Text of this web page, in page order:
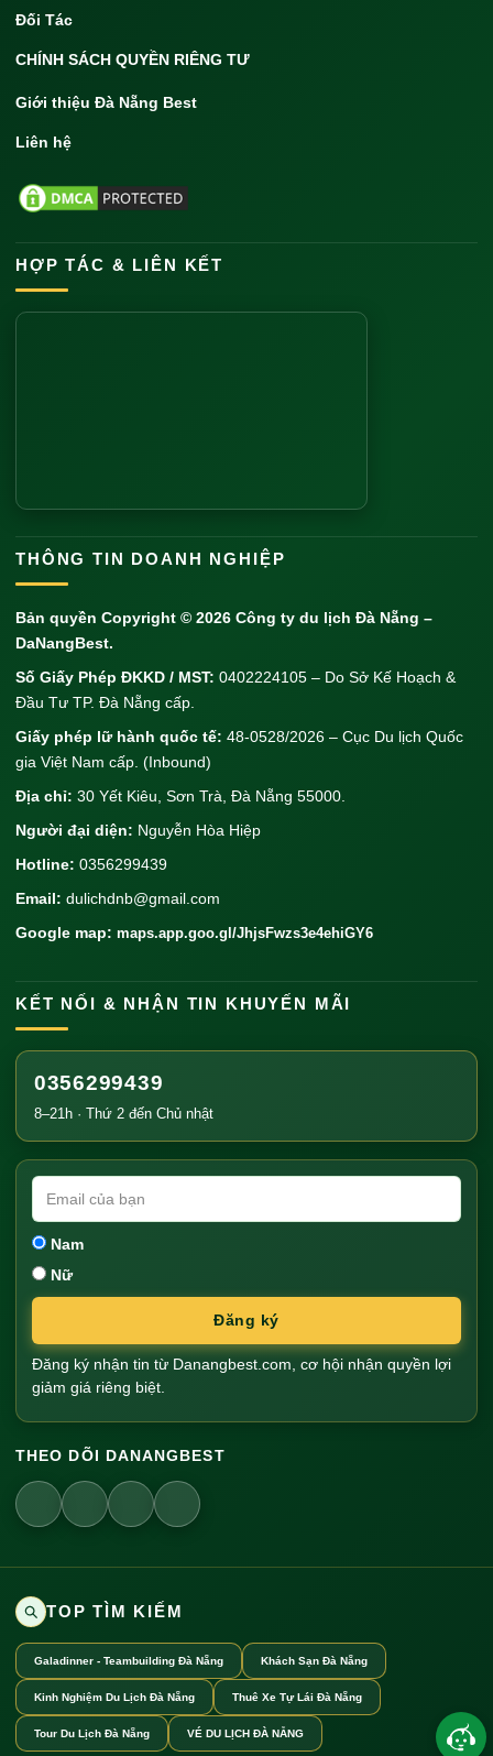
Đối Tác
CHÍNH SÁCH QUYỀN RIÊNG TƯ
Giới thiệu Đà Nẵng Best
Liên hệ
HỢP TÁC & LIÊN KẾT
THÔNG TIN DOANH NGHIỆP
Bản quyền Copyright © 2026 Công ty du lịch Đà Nẵng –
DaNangBest.
Số Giấy Phép ĐKKD / MST: 0402224105 – Do Sở Kế Hoạch &
Đầu Tư TP. Đà Nẵng cấp.
Giấy phép lữ hành quốc tế: 48-0528/2026 – Cục Du lịch Quốc
gia Việt Nam cấp. (Inbound)
Địa chỉ: 30 Yết Kiêu, Sơn Trà, Đà Nẵng 55000.
Người đại diện: Nguyễn Hòa Hiệp
Hotline: 0356299439
Email: dulichdnb@gmail.com
Google map: maps.app.goo.gl/JhjsFwzs3e4ehiGY6
KẾT NỐI & NHẬN TIN KHUYẾN MÃI
0356299439
8–21h · Thứ 2 đến Chủ nhật
Nam
Nữ
Đăng ký
Đăng ký nhận tin từ Danangbest.com, cơ hội nhận quyền lợi
giảm giá riêng biệt.
THEO DÕI DANANGBEST
TOP TÌM KIẾM
Galadinner - Teambuilding Đà Nẵng Khách Sạn Đà Nẵng
Kinh Nghiệm Du Lịch Đà Nẵng Thuê Xe Tự Lái Đà Nẵng
Tour Du Lịch Đà Nẵng VÉ DU LỊCH ĐÀ NẴNG